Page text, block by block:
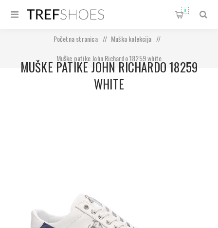
0
Početna stranica / Muška kolekcija
/
Muške patike John Richardo 18259 white
MUŠKE PATIKE JOHN RICHARDO 18259
WHITE